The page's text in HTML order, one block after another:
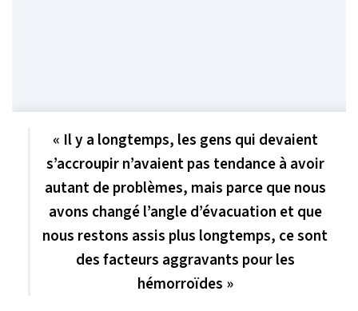
« Il y a longtemps, les gens qui devaient
s’accroupir n’avaient pas tendance à avoir
autant de problèmes, mais parce que nous
avons changé l’angle d’évacuation et que
nous restons assis plus longtemps, ce sont
des facteurs aggravants pour les
hémorroïdes »